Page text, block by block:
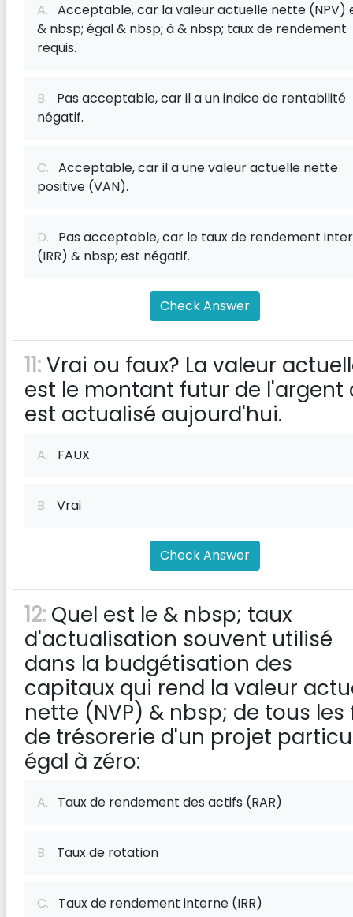
A. Acceptable, car la valeur actuelle nette (NPV)
& nbsp; égal & nbsp; à & nbsp; taux de rendement
requis.
B. Pas acceptable, car il a un indice de rentabilité
négatif.
C. Acceptable, car il a une valeur actuelle nette
positive (VAN).
D. Pas acceptable, car le taux de rendement
(IRR) & nbsp; est négatif.
Check Answer
11:Vrai ou faux? La valeur
est le montant futur de l'argent
est actualisé aujourd'hui.
A. FAUX
B. Vrai
Check Answer
12: Quel est le & nbsp; taux
d'actualisation souvent utilisé
dans la budgétisation des
capitaux qui rend la valeur
nette (NVP) & nbsp; de tous les
de trésorerie d'un projet
égal à zéro:
A. Taux de rendement des actifs (RAR)
B. Taux de rotation
C. Taux de rendement interne (IRR)